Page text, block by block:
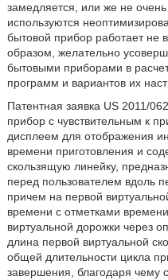
замедляется, или же не
используются
бытовой прибор работает не
образом, желательно
бытовыми приборами в
программ и вариантов их
Патентная заявка US 2011/
прибор с чувствительным к
дисплеем для отображения
времени приготовления и
скользящую линейку,
перед пользователем вдоль
причем на первой
времени с отметками
виртуальной дорожки через
длина первой виртуальной
общей длительности цикла
завершения, благодаря чему